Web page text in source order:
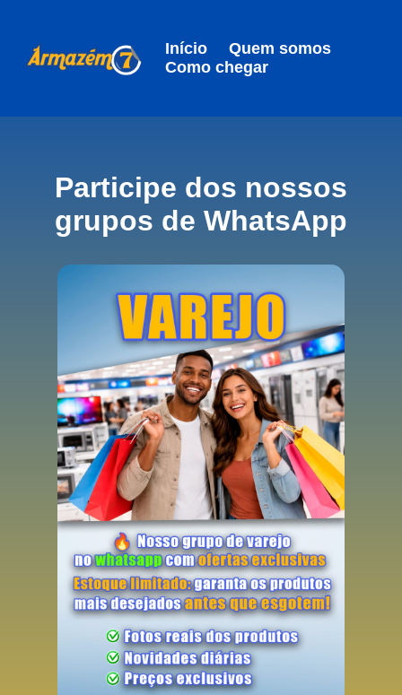
Início
Quem somos
Como chegar
Participe dos nossos
grupos de WhatsApp